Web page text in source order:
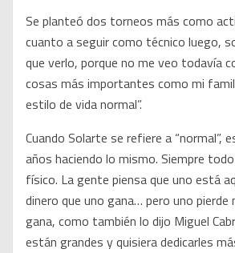
Se planteó dos torneos más como
cuanto a seguir como técnico luego,
que verlo, porque no me veo todavía
cosas más importantes como mi
estilo de vida normal”.
Cuando Solarte se refiere a “normal”,
años haciendo lo mismo. Siempre
físico. La gente piensa que uno está
dinero que uno gana… pero uno pierde
gana, como también lo dijo Miguel
están grandes y quisiera dedicarles